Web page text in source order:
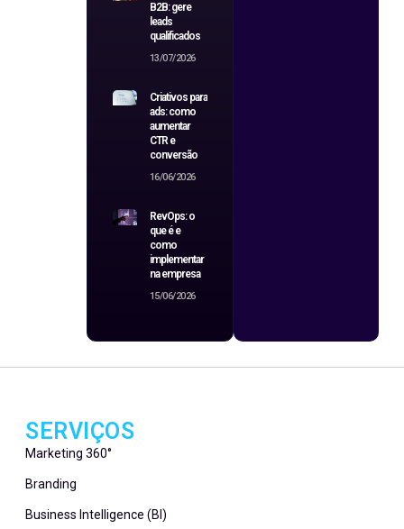
B2B: gere
leads
qualificados
13/07/2026
Criativos para
ads: como
aumentar
CTR e
conversão
16/06/2026
RevOps: o
que é e
como
implementar
na empresa
15/06/2026
SERVIÇOS
Marketing 360°
Branding
Business Intelligence (BI)